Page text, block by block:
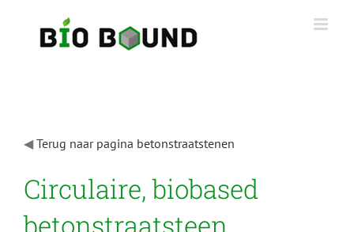
◀Terug naar pagina betonstraatstenen
Circulaire, biobased
betonstraatsteen